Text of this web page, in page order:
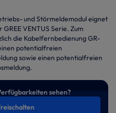
und Störmeldemodul eignet
VENTUS Serie. Zum
die Kabelfernbedienung GR-
potentialfreien
sowie einen potentialfreien
sehen?